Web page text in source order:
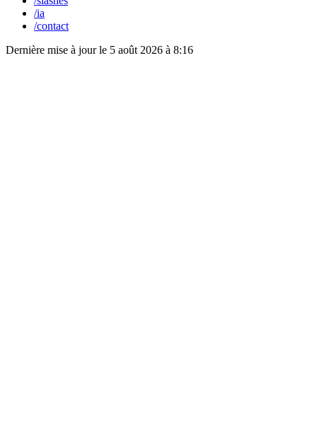
/ia
/contact
Dernière mise à jour le 5 août 2026 à 8:16